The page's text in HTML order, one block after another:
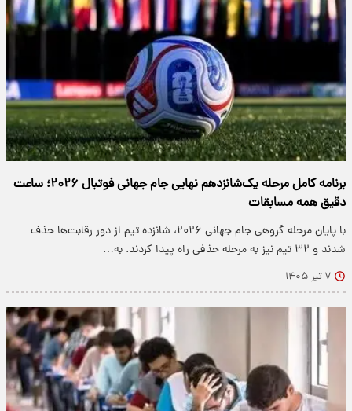
برنامه کامل مرحله یک‌شانزدهم نهایی جام جهانی فوتبال ۲۰۲۶؛ ساعت
دقیق همه مسابقات
با پایان مرحله گروهی جام جهانی ۲۰۲۶، شانزده تیم از دور رقابت‌ها حذف
شدند و ۳۲ تیم نیز به مرحله حذفی راه پیدا کردند. به…
۷ تیر ۱۴۰۵